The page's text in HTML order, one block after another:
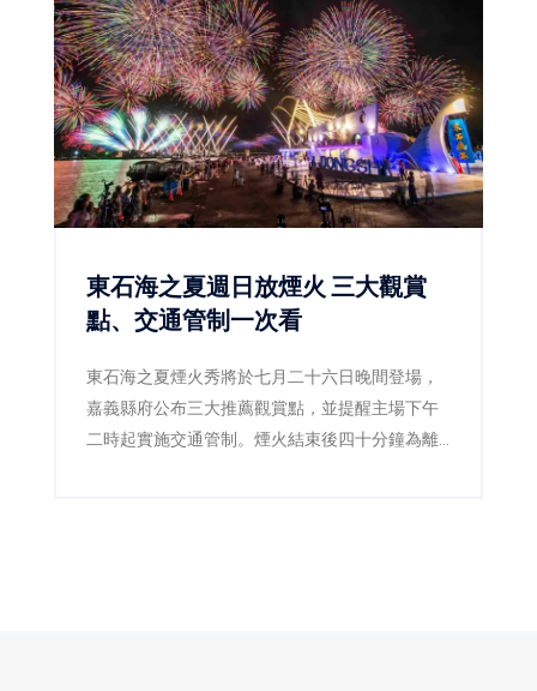
及「雙樂園放電大冒險」住房專案，從室內外遊
樂設施、親子互動體驗到台南特色美食一次串
聯，打造寓教於樂、吃住玩一站滿足的城市親子
假期。
東石海之夏週日放煙火 三大觀賞
點、交通管制一次看
東石海之夏煙火秀將於七月二十六日晚間登場，
嘉義縣府公布三大推薦觀賞點，並提醒主場下午
二時起實施交通管制。煙火結束後四十分鐘為離